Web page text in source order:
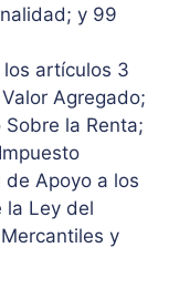
y 99
artículos 3
Agregado;
la Renta;
de Apoyo a los
la Ley del
y